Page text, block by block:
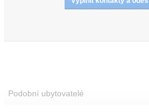
Podobní ubytovatelé